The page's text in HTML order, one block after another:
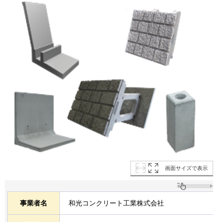
画面サイズで表示
事業者名 和光コンクリート工業株式会社